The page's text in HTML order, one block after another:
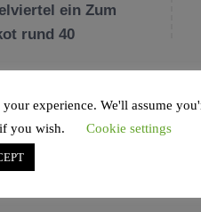
ein Zum
rund 40
experience. We'll assume
you wish.
Cookie settings